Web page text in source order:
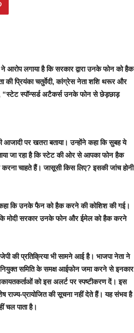
ने आरोप लगाया है कि सरकार द्वारा उनके फोन को हैक
की प्रियंका चतुर्वेदी, कांग्रेस नेता शशि थरूर और
“स्टेट स्पॉन्सर्ड अटैकर्स उनके फोन से छेड़छाड़
पर खतरा बताया। उन्होंने कहा कि सुबह ये
जा रहा है कि स्टेट की ओर से आपका फोन हैक
चाहते हैं। जासूसी किस लिए? इसकी जांच होनी
कि उनके फैन को हैक करने की कोशिश की गई।
मोदी सरकार उनके फोन और ईमेल को हैक करने
की प्रतिक्रिया भी सामने आई है। भाजपा नेता ने
नियुक्त समिति के समक्ष आईफोन जमा करने से इनकार
को इस अलर्ट पर स्पष्टीकरण दें। इस
राज्य-प्रायोजित की सूचना नहीं देते हैं। यह संभव है
चल पाता है।